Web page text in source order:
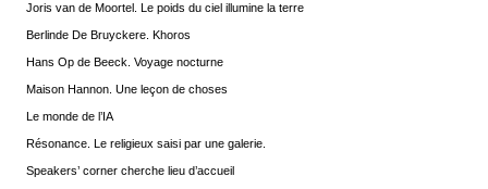
Joris van de Moortel. Le poids du ciel illumine la terre
Berlinde De Bruyckere. Khoros
Hans Op de Beeck. Voyage nocturne
Maison Hannon. Une leçon de choses
Le monde de l’IA
Résonance. Le religieux saisi par une galerie.
Speakers’ corner cherche lieu d’accueil